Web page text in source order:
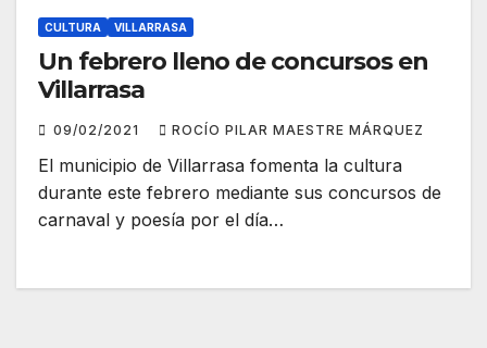
CULTURA VILLARRASA
Un febrero lleno de concursos en
Villarrasa
09/02/2021 ROCÍO PILAR MAESTRE MÁRQUEZ
El municipio de Villarrasa fomenta la cultura
durante este febrero mediante sus concursos de
carnaval y poesía por el día…